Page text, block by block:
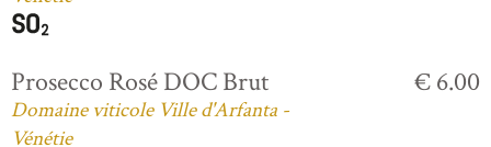
Prosecco Rosé DOC Brut
Domaine viticole Ville d'Arfanta -
Vénétie
€ 6.00